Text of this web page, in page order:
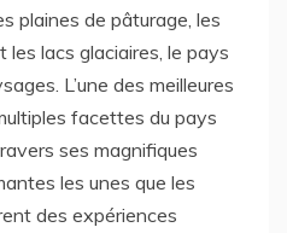
plaines de pâturage, les
lacs glaciaires, le pays
L’une des meilleures
facettes du pays
ses magnifiques
les unes que les
des expériences